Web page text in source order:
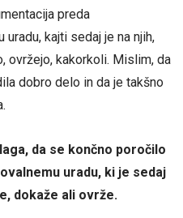
preda
kajti sedaj je na njih,
ovržejo, kakorkoli. Mislim, da
dobro delo in da je takšno
da se končno poročilo
uradu, ki je sedaj
dokaže ali ovrže.